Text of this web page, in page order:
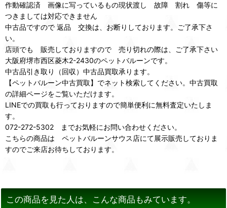
作動確認済 画像に写っているもの現状渡し 故障 割れ 傷等に
つきましては対応できません
中古品ですので 返品 交換は、お断りしております。ご了承下さ
い。
店頭でも 販売しておりますので 売り切れの際は、ご了承下さい
大阪府堺市西区菱木2-2430のペットバルーンです。
中古品引き取り（回収）中古品買取承ります。
【ペットバルーン中古買取】でネット検索してください。中古買取
の詳細ページをご覧いただけます。
LINEでの買取も行っておりますので簡単便利に無料査定いたしま
す。
072-272-5302 までお気軽にお問い合わせください。
こちらの商品は ペットバルーンサウス店にて展示販売しておりま
すのでご来店お待ちしております。
この商品を見た人は、こんな商品もみています。